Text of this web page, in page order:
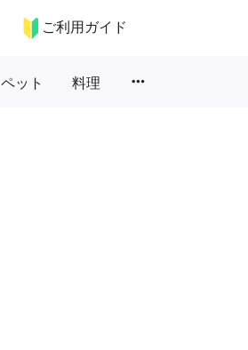
ご利用ガイド
ペット 料理 more_horiz